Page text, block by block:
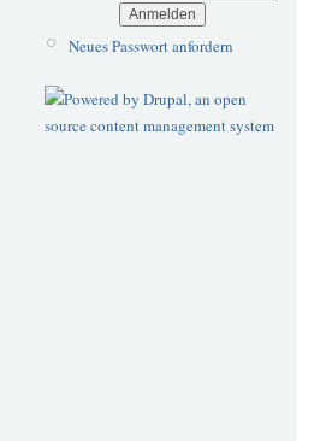
Neues Passwort anfordern